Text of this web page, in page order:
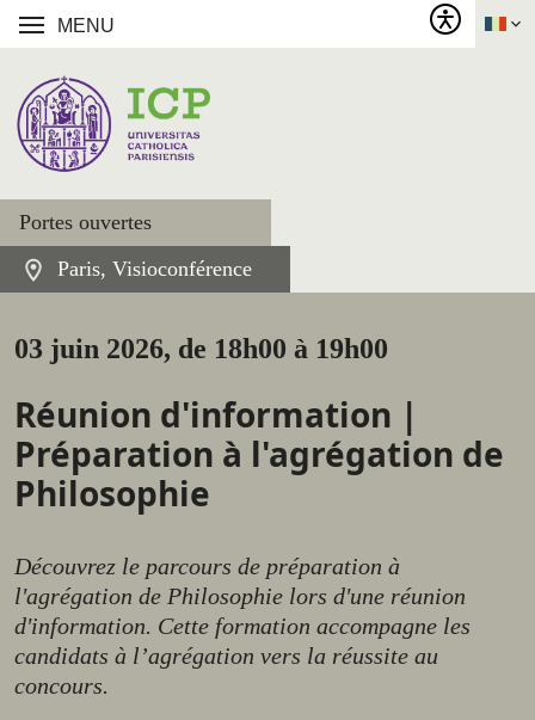
MENU
Portes ouvertes
Paris, Visioconférence
03 juin 2026, de 18h00 à 19h00
Réunion d'information |
Préparation à l'agrégation de
Philosophie
Découvrez le parcours de préparation à
l'agrégation de Philosophie lors d'une réunion
d'information. Cette formation accompagne les
candidats à l’agrégation vers la réussite au
concours.